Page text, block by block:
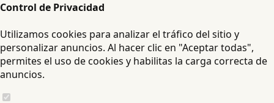
Control de Privacidad
Utilizamos cookies para analizar el tráfico del sitio y
personalizar anuncios. Al hacer clic en "Aceptar todas",
permites el uso de cookies y habilitas la carga correcta de
anuncios.